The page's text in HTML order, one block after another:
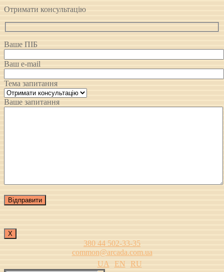
Отримати консультацію
Ваше ПІБ
Ваш e-mail
Тема запитання
Ваше запитання
Х
380 44 502-33-35
common@arcada.com.ua
UA
EN
RU